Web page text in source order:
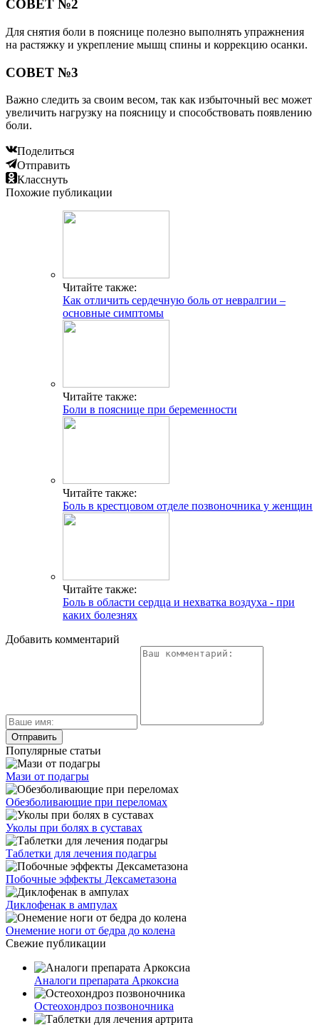
СОВЕТ №2
Для снятия боли в пояснице полезно выполнять упражнения
на растяжку и укрепление мышц спины и коррекцию осанки.
СОВЕТ №3
Важно следить за своим весом, так как избыточный вес может
увеличить нагрузку на поясницу и способствовать появлению
боли.
Поделиться
Отправить
Класснуть
Похожие публикации
Читайте также:
Как отличить сердечную боль от невралгии –
основные симптомы
Читайте также:
Боли в пояснице при беременности
Читайте также:
Боль в крестцовом отделе позвоночника у женщин
Читайте также:
Боль в области сердца и нехватка воздуха - при
каких болезнях
Добавить комментарий
Популярные статьи
Мази от подагры
Обезболивающие при переломах
Уколы при болях в суставах
Таблетки для лечения подагры
Побочные эффекты Дексаметазона
Диклофенак в ампулах
Онемение ноги от бедра до колена
Свежие публикации
Аналоги препарата Аркоксиа
Остеохондроз позвоночника